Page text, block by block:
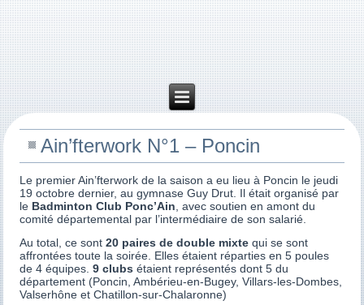
Ain’fterwork N°1 – Poncin
Le premier Ain’fterwork de la saison a eu lieu à Poncin le jeudi
19 octobre dernier, au gymnase Guy Drut. Il était organisé par
le Badminton Club Ponc’Ain , avec soutien en amont du
comité départemental par l’intermédiaire de son salarié.
Au total, ce sont20 paires de double mixte qui se sont
affrontées toute la soirée. Elles étaient réparties en 5 poules
de 4 équipes.9 clubs étaient représentés dont 5 du
département (Poncin, Ambérieu-en-Bugey, Villars-les-Dombes,
Valserhône et Chatillon-sur-Chalaronne)